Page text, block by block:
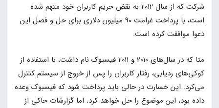
شرکت که از سال 2012 به نقض حریم کاربران خود متهم شده
است، با پرداخت غرامت 90 میلیون دلاری برای حل و فصل این
دعوا موافقت کرده است.
متا که در سال‌های 2010 و 2011 فیسبوک نام داشت، با استفاده از
کوکی‌های ردیابی، رفتار کاربران را پس از خروج از سیستم کنترل
می‌کرد. این خسارت در حالی باید پرداخت شود که فیسبوک وعده
داده بود، این موضوع را حل خواهد کرد. اما گزارشات حاکی از